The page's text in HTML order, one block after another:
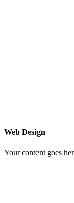
Web Design
Your content goes